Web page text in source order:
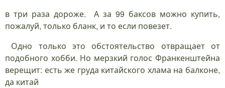
в три раза дороже. А за 99 баксов можно купить,
пожалуй, только бланк, и то если повезет.
Одно только это обстоятельство отвращает от
подобного хобби. Но мерзкий голос Франкенштейна
верещит: есть же груда китайского хлама на балконе,
да китай